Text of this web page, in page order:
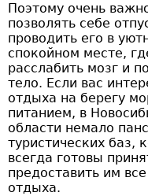
Поэтому очень
позволять себе
проводить его в
спокойном месте,
расслабить мозг и
тело. Если вас
отдыха на берегу
питанием, в
области немало
туристических баз,
всегда готовы
предоставить им
отдыха.